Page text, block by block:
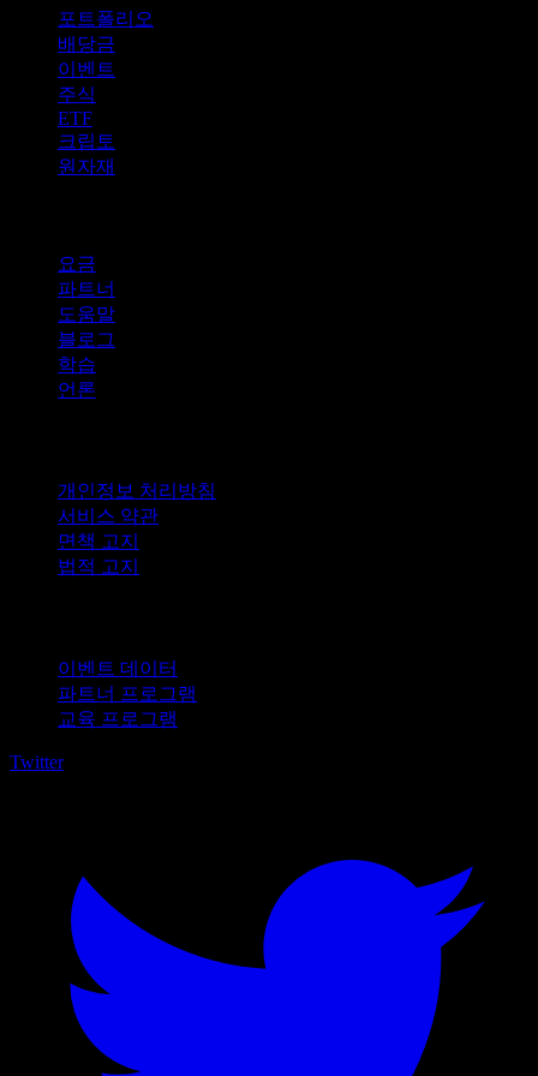
포트폴리오
배당금
이벤트
주식
ETF
크립토
원자재
요금
파트너
도움말
블로그
학습
언론
개인정보 처리방침
서비스 약관
면책 고지
법적 고지
이벤트 데이터
파트너 프로그램
교육 프로그램
Twitter